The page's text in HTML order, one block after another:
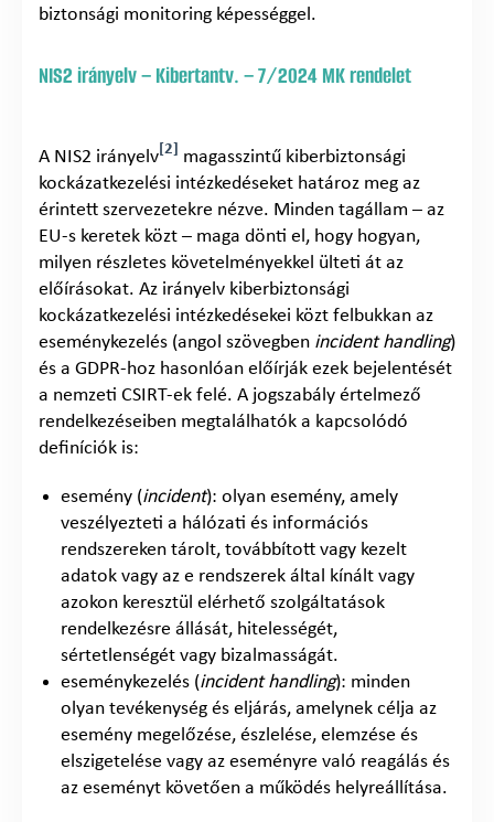
biztonsági monitoring képességgel.
NIS2 irányelv – Kibertantv. – 7/2024 MK rendelet
A NIS2 irányelv [2]
magasszintű kiberbiztonsági
kockázatkezelési intézkedéseket határoz meg az
érintett szervezetekre nézve. Minden tagállam – az
EU-s keretek közt – maga dönti el, hogy hogyan,
milyen részletes követelményekkel ülteti át az
előírásokat. Az irányelv kiberbiztonsági
kockázatkezelési intézkedésekei közt felbukkan az
eseménykezelés (angol szövegben incident handling)
és a GDPR-hoz hasonlóan előírják ezek bejelentését
a nemzeti CSIRT-ek felé. A jogszabály értelmező
rendelkezéseiben megtalálhatók a kapcsolódó
definíciók is:
esemény (incident): olyan esemény, amely
veszélyezteti a hálózati és információs
rendszereken tárolt, továbbított vagy kezelt
adatok vagy az e rendszerek által kínált vagy
azokon keresztül elérhető szolgáltatások
rendelkezésre állását, hitelességét,
sértetlenségét vagy bizalmasságát.
eseménykezelés (incident handling): minden
olyan tevékenység és eljárás, amelynek célja az
esemény megelőzése, észlelése, elemzése és
elszigetelése vagy az eseményre való reagálás és
az eseményt követően a működés helyreállítása.